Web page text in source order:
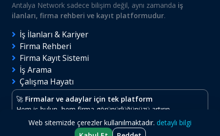
Antalya Network sadece bilişim değil, aynı zamanda iş
ilanları, firma rehberi ve kayıt platformudur.
İş İlanları & Kariyer
Firma Rehberi
Firma Kayıt Sistemi
İş Arama
Çalışma Hayatı
🚀 Firmalar ve adaylar için tek platform
Hem iş bulun, hem firma görünürlüğünüzü artırın.
Web sitemizde çerezler kullanılmaktadır. detaylı bilgi